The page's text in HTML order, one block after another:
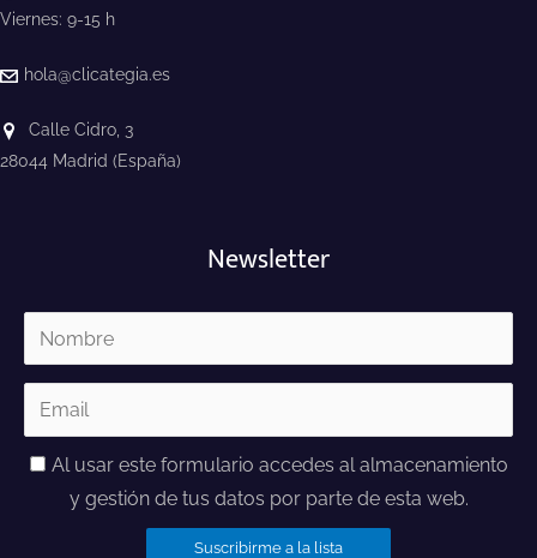
Viernes: 9-15 h
hola@clicategia.es
Calle Cidro, 3
28044 Madrid (España)
Newsletter
Al usar este formulario accedes al almacenamiento
y gestión de tus datos por parte de esta web.